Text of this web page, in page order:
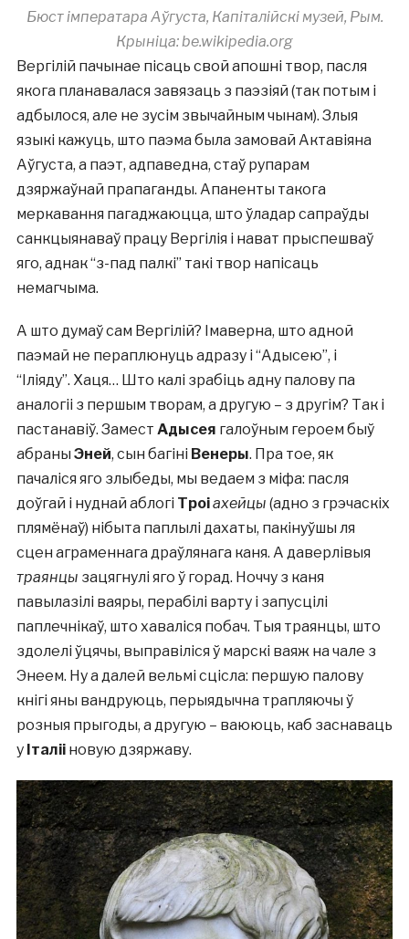
Бюст імператара Аўгуста, Капіталійскі музей, Рым.
Крыніца: be.wikipedia.org
Вергілій пачынае пісаць свой апошні твор, пасля
якога планавалася завязаць з паэзіяй (так потым і
адбылося, але не зусім звычайным чынам). Злыя
языкі кажуць, што паэма была замовай Актавіяна
Аўгуста, а паэт, адпаведна, стаў рупарам
дзяржаўнай прапаганды. Апаненты такога
меркавання пагаджаюцца, што ўладар сапраўды
санкцыянаваў працу Вергілія і нават прыспешваў
яго, аднак “з-пад палкі” такі твор напісаць
немагчыма.
А што думаў сам Вергілій? Імаверна, што адной
паэмай не пераплюнуць адразу і “Адысею”, і
“Іліяду”. Хаця… Што калі зрабіць адну палову па
аналогіі з першым творам, а другую – з другім? Так і
пастанавіў. Замест Адысея галоўным героем быў
абраны Эней, сын багіні Венеры. Пра тое, як
пачаліся яго злыбеды, мы ведаем з міфа: пасля
доўгай і нуднай аблогі Троіахейцы (адно з грэчаскіх
плямёнаў) нібыта паплылі дахаты, пакінуўшы ля
сцен аграменнага драўлянага каня. А даверлівыя
траянцы зацягнулі яго ў горад. Ноччу з каня
павылазілі ваяры, перабілі варту і запусцілі
паплечнікаў, што хаваліся побач. Тыя траянцы, што
здолелі ўцячы, выправіліся ў марскі ваяж на чале з
Энеем. Ну а далей вельмі сцісла: першую палову
кнігі яны вандруюць, перыядычна трапляючы ў
розныя прыгоды, а другую – ваююць, каб заснаваць
у Італііновую дзяржаву.